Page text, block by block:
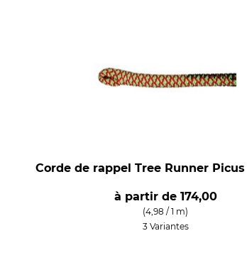
Corde de rappel Tree Runner Picus
à partir de 174,00
(4,98 / 1 m)
3 Variantes